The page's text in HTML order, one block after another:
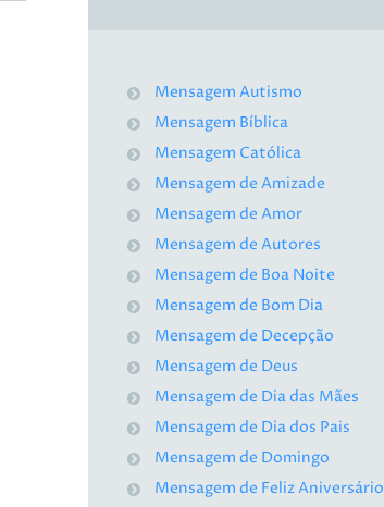
Mensagem Autismo
Mensagem Bíblica
Mensagem Católica
Mensagem de Amizade
Mensagem de Amor
Mensagem de Autores
Mensagem de Boa Noite
Mensagem de Bom Dia
Mensagem de Decepção
Mensagem de Deus
Mensagem de Dia das Mães
Mensagem de Dia dos Pais
Mensagem de Domingo
Mensagem de Feliz Aniversário